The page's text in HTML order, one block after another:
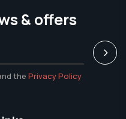
& offers
the Privacy Policy